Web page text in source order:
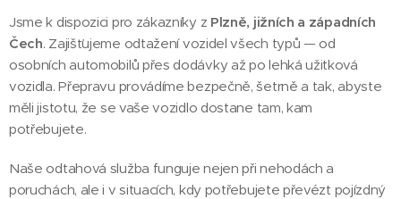
Jsme k dispozici pro zákazníky z Plzně, jižních a západních
Čech. Zajišťujeme odtažení vozidel všech typů — od
osobních automobilů přes dodávky až po lehká užitková
vozidla. Přepravu provádíme bezpečně, šetrně a tak, abyste
měli jistotu, že se vaše vozidlo dostane tam, kam
potřebujete.
Naše odtahová služba funguje nejen při nehodách a
poruchách, ale i v situacích, kdy potřebujete převézt pojízdný